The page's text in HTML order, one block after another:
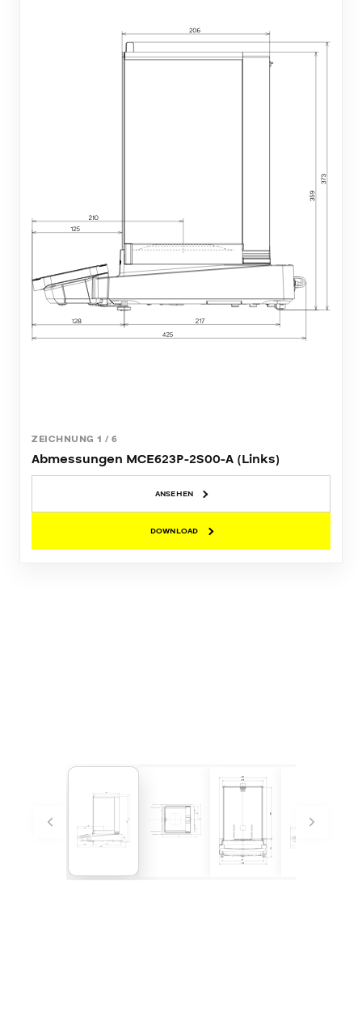
ZEICHNUNG 1 / 6
Abmessungen MCE623P-2S00-A (Links)
ANSEHEN
DOWNLOAD